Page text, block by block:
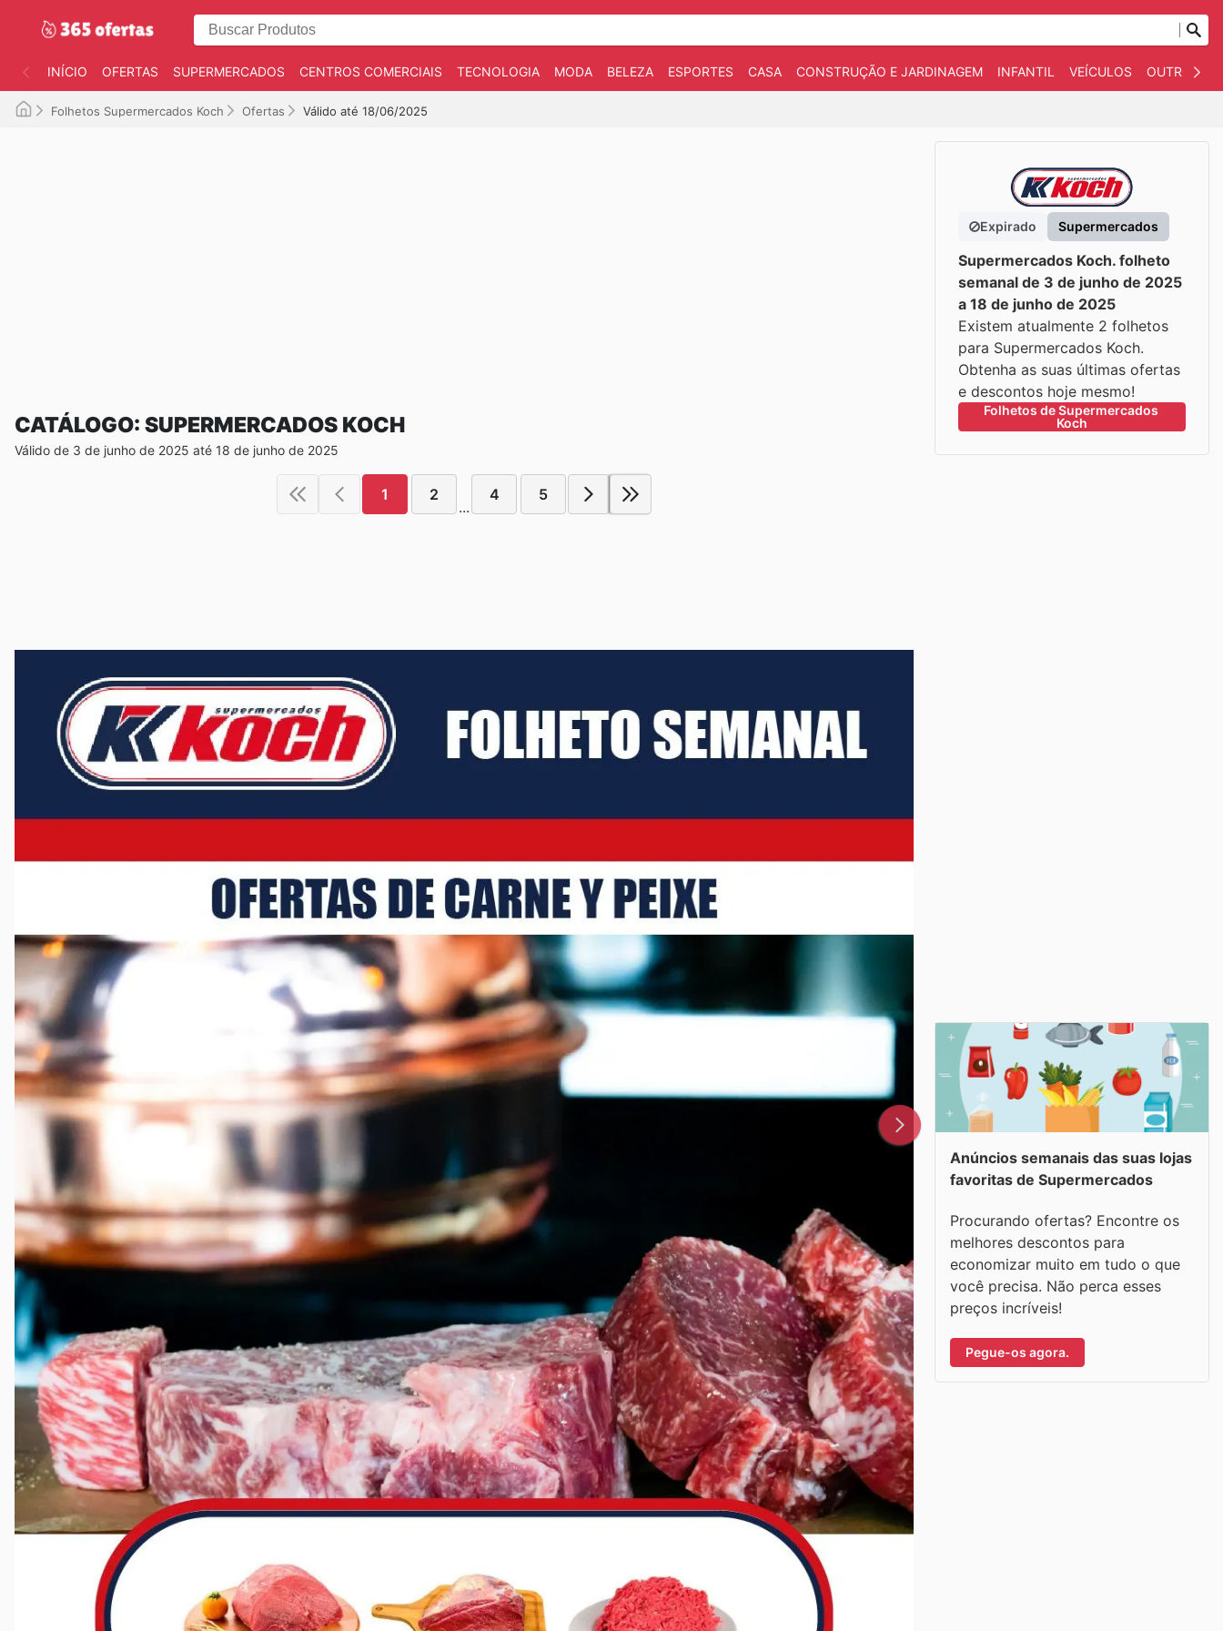
INÍCIO OFERTAS SUPERMERCADOS CENTROS COMERCIAIS TECNOLOGIA MODA BELEZA ESPORTES CASA CONSTRUÇÃO E JARDINAGEM INFANTIL VEÍCULOS OUTROS
Folhetos Supermercados Koch Ofertas Válido até 18/06/2025
CATÁLOGO: SUPERMERCADOS KOCH
Válido de 3 de junho de 2025 até 18 de junho de 2025
1 2
...
4 5
Expirado Supermercados
Supermercados Koch. folheto
semanal de 3 de junho de 2025
a 18 de junho de 2025
Existem atualmente 2 folhetos
para Supermercados Koch.
Obtenha as suas últimas ofertas
e descontos hoje mesmo!
Folhetos de Supermercados
Koch
Anúncios semanais das suas lojas
favoritas de Supermercados
Procurando ofertas? Encontre os
melhores descontos para
economizar muito em tudo o que
você precisa. Não perca esses
preços incríveis!
Pegue-os agora.